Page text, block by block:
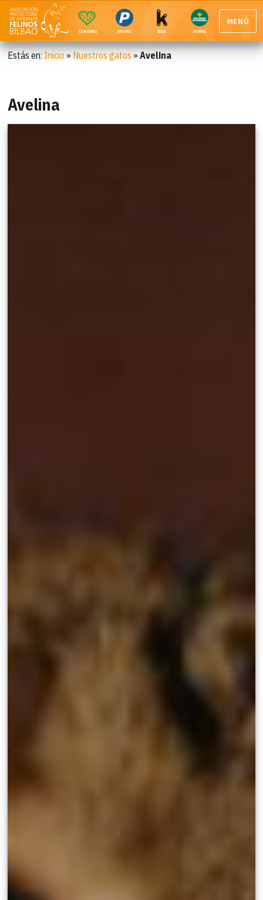
TEAMING PAYPAL BBK RURAL
MENÚ
Estás en: Inicio » Nuestros gatos »Avelina
Avelina